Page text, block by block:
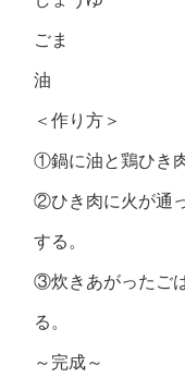
ごま 1
油 0.8
＜作り方＞
①鍋に油と鶏ひき
②ひき肉に火が通
する。
③炊きあがったご
る。
～完成～